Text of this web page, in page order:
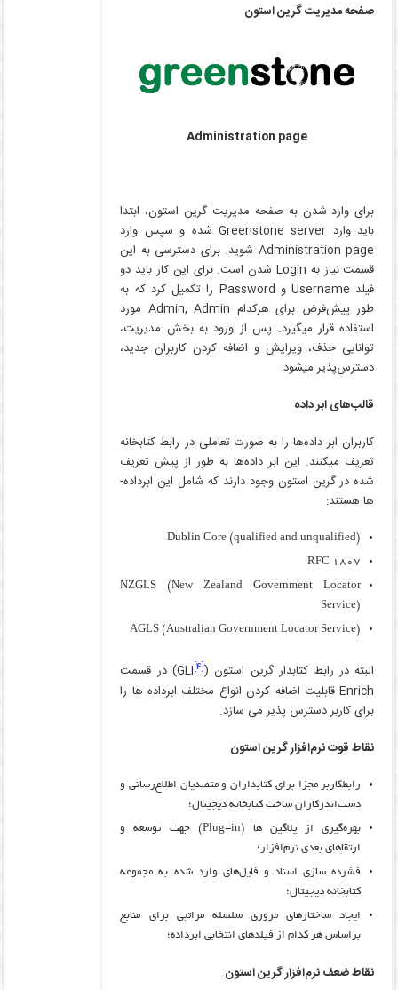
صفحه مدیریت گرین استون
Administration page
برای وارد شدن به صفحه مدیریت گرین استون، ابتدا
باید وارد Greenstone server شده و سپس وارد
Administration page شوید. برای دسترسی به این
قسمت نیاز به Login شدن است. برای این کار باید دو
فیلد Username و Password را تکمیل کرد که به
طور پیش‌فرض برای هرکدام Admin, Admin مورد
استفاده قرار می­گیرد. پس از ورود به بخش مدیریت،
توانایی حذف، ویرایش و اضافه کردن کاربران جدید،
دسترس‌پذیر می­شود.
قالب‌های ابر داده
کاربران ابر داده‌ها را به صورت تعاملی در رابط کتابخانه
تعریف می­کنند. این ابر داده‌ها به طور از پیش تعریف
شده در گرین استون وجود دارند که شامل این ابرداده­
ها هستند:
Dublin Core (qualified and unqualified)
RFC 1807
NZGLS (New Zealand Government Locator
Service)
AGLS (Australian Government Locator Service)
البته در رابط کتابدار گرین استون ([۴]
GLI) در قسمت
Enrich قابلیت اضافه کردن انواع مختلف ابرداده ­ها را
برای کاربر دسترس پذیر می ­سازد.
نقاط قوت نرم‌افزار گرین استون
رابط­کاربر مجزا برای کتابداران و متصدیان اطلاع‌رسانی و
دست‌اندرکاران ساخت کتابخانه دیجیتال؛
بهره‌گیری از پلاگین ­ها (Plug-in) جهت توسعه و
ارتقاهای بعدی نرم‌افزار؛
فشرده ­سازی اسناد و فایل‌های وارد شده به مجموعه
کتابخانه دیجیتال؛
ایجاد ساختارهای مروری سلسله­ مراتبی برای منابع
براساس هر کدام از فیلدهای انتخابی ابرداده؛
نقاط ضعف نرم‌افزار گرین استون